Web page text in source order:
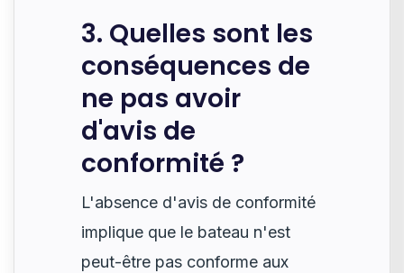
3. Quelles sont les
conséquences de
ne pas avoir
d'avis de
conformité ?
L'absence d'avis de conformité
implique que le bateau n'est
peut-être pas conforme aux